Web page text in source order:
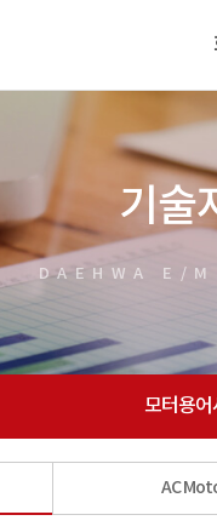
기술
DAEHWA E/
모터용어
AC